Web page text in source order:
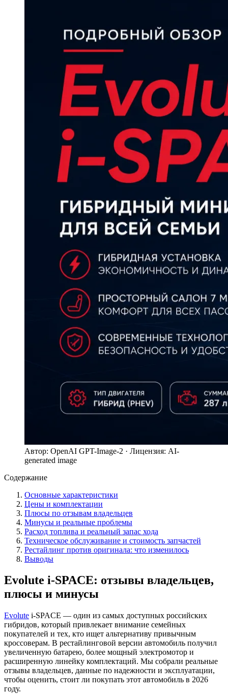
Автор: OpenAI GPT-Image-2 · Лицензия: AI-
generated image
Содержание
Основные характеристики
Цены и комплектации
Плюсы по отзывам владельцев
Минусы и реальные проблемы
Расход топлива и реальный запас хода
Техническое обслуживание и стоимость запчастей
Рестайлинг против оригинала: что изменилось
Выводы
Evolute i-SPACE: отзывы владельцев,
плюсы и минусы
Evolute i-SPACE — один из самых доступных российских
гибридов, который привлекает внимание семейных
покупателей и тех, кто ищет альтернативу привычным
кроссоверам. В рестайлинговой версии автомобиль получил
увеличенную батарею, более мощный электромотор и
расширенную линейку комплектаций. Мы собрали реальные
отзывы владельцев, данные по надежности и эксплуатации,
чтобы оценить, стоит ли покупать этот автомобиль в 2026
году.